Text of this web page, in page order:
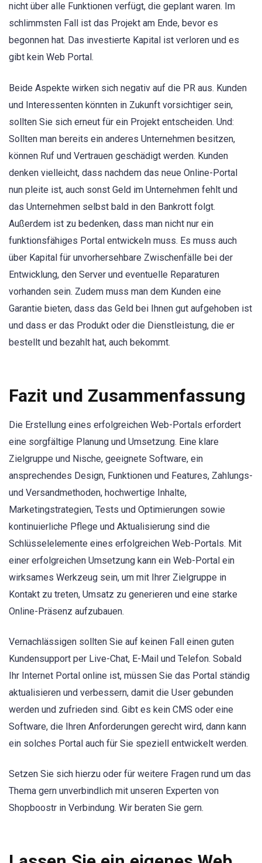
nicht über alle Funktionen verfügt, die geplant waren. Im
schlimmsten Fall ist das Projekt am Ende, bevor es
begonnen hat. Das investierte Kapital ist verloren und es
gibt kein Web Portal.
Beide Aspekte wirken sich negativ auf die PR aus. Kunden
und Interessenten könnten in Zukunft vorsichtiger sein,
sollten Sie sich erneut für ein Projekt entscheiden. Und:
Sollten man bereits ein anderes Unternehmen besitzen,
können Ruf und Vertrauen geschädigt werden. Kunden
denken vielleicht, dass nachdem das neue Online-Portal
nun pleite ist, auch sonst Geld im Unternehmen fehlt und
das Unternehmen selbst bald in den Bankrott folgt.
Außerdem ist zu bedenken, dass man nicht nur ein
funktionsfähiges Portal entwickeln muss. Es muss auch
über Kapital für unvorhersehbare Zwischenfälle bei der
Entwicklung, den Server und eventuelle Reparaturen
vorhanden sein. Zudem muss man dem Kunden eine
Garantie bieten, dass das Geld bei Ihnen gut aufgehoben ist
und dass er das Produkt oder die Dienstleistung, die er
bestellt und bezahlt hat, auch bekommt.
Fazit und Zusammenfassung
Die Erstellung eines erfolgreichen Web-Portals erfordert
eine sorgfältige Planung und Umsetzung. Eine klare
Zielgruppe und Nische, geeignete Software, ein
ansprechendes Design, Funktionen und Features, Zahlungs-
und Versandmethoden, hochwertige Inhalte,
Marketingstrategien, Tests und Optimierungen sowie
kontinuierliche Pflege und Aktualisierung sind die
Schlüsselelemente eines erfolgreichen Web-Portals. Mit
einer erfolgreichen Umsetzung kann ein Web-Portal ein
wirksames Werkzeug sein, um mit Ihrer Zielgruppe in
Kontakt zu treten, Umsatz zu generieren und eine starke
Online-Präsenz aufzubauen.
Vernachlässigen sollten Sie auf keinen Fall einen guten
Kundensupport per Live-Chat, E-Mail und Telefon. Sobald
Ihr Internet Portal online ist, müssen Sie das Portal ständig
aktualisieren und verbessern, damit die User gebunden
werden und zufrieden sind. Gibt es kein CMS oder eine
Software, die Ihren Anforderungen gerecht wird, dann kann
ein solches Portal auch für Sie speziell entwickelt werden.
Setzen Sie sich hierzu oder für weitere Fragen rund um das
Thema gern unverbindlich mit unseren Experten von
Shopboostr in Verbindung. Wir beraten Sie gern.